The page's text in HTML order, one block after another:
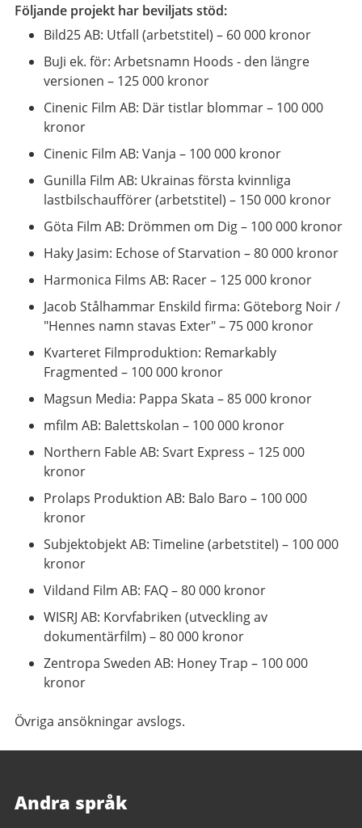
Följande projekt har beviljats stöd:
Bild25 AB: Utfall (arbetstitel) – 60 000 kronor
BuJi ek. för: Arbetsnamn Hoods - den längre
versionen – 125 000 kronor
Cinenic Film AB: Där tistlar blommar – 100 000
kronor
Cinenic Film AB: Vanja – 100 000 kronor
Gunilla Film AB: Ukrainas första kvinnliga
lastbilschaufförer (arbetstitel) – 150 000 kronor
Göta Film AB: Drömmen om Dig – 100 000 kronor
Haky Jasim: Echose of Starvation – 80 000 kronor
Harmonica Films AB: Racer – 125 000 kronor
Jacob Stålhammar Enskild firma: Göteborg Noir /
"Hennes namn stavas Exter" – 75 000 kronor
Kvarteret Filmproduktion: Remarkably
Fragmented – 100 000 kronor
Magsun Media: Pappa Skata – 85 000 kronor
mfilm AB: Balettskolan – 100 000 kronor
Northern Fable AB: Svart Express – 125 000
kronor
Prolaps Produktion AB: Balo Baro – 100 000
kronor
Subjektobjekt AB: Timeline (arbetstitel) – 100 000
kronor
Vildand Film AB: FAQ – 80 000 kronor
WISRJ AB: Korvfabriken (utveckling av
dokumentärfilm) – 80 000 kronor
Zentropa Sweden AB: Honey Trap – 100 000
kronor
Övriga ansökningar avslogs.
Andra språk